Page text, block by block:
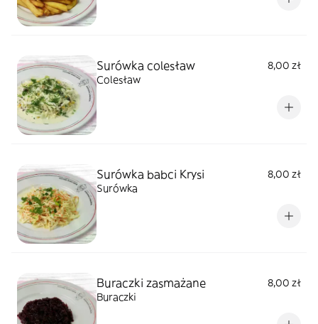
Surówka colesław
8,00 zł
Colesław
Surówka babci Krysi
8,00 zł
Surówka
Buraczki zasmażane
8,00 zł
Buraczki